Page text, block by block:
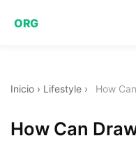
ORG
Inicio › Lifestyle › How
How Can